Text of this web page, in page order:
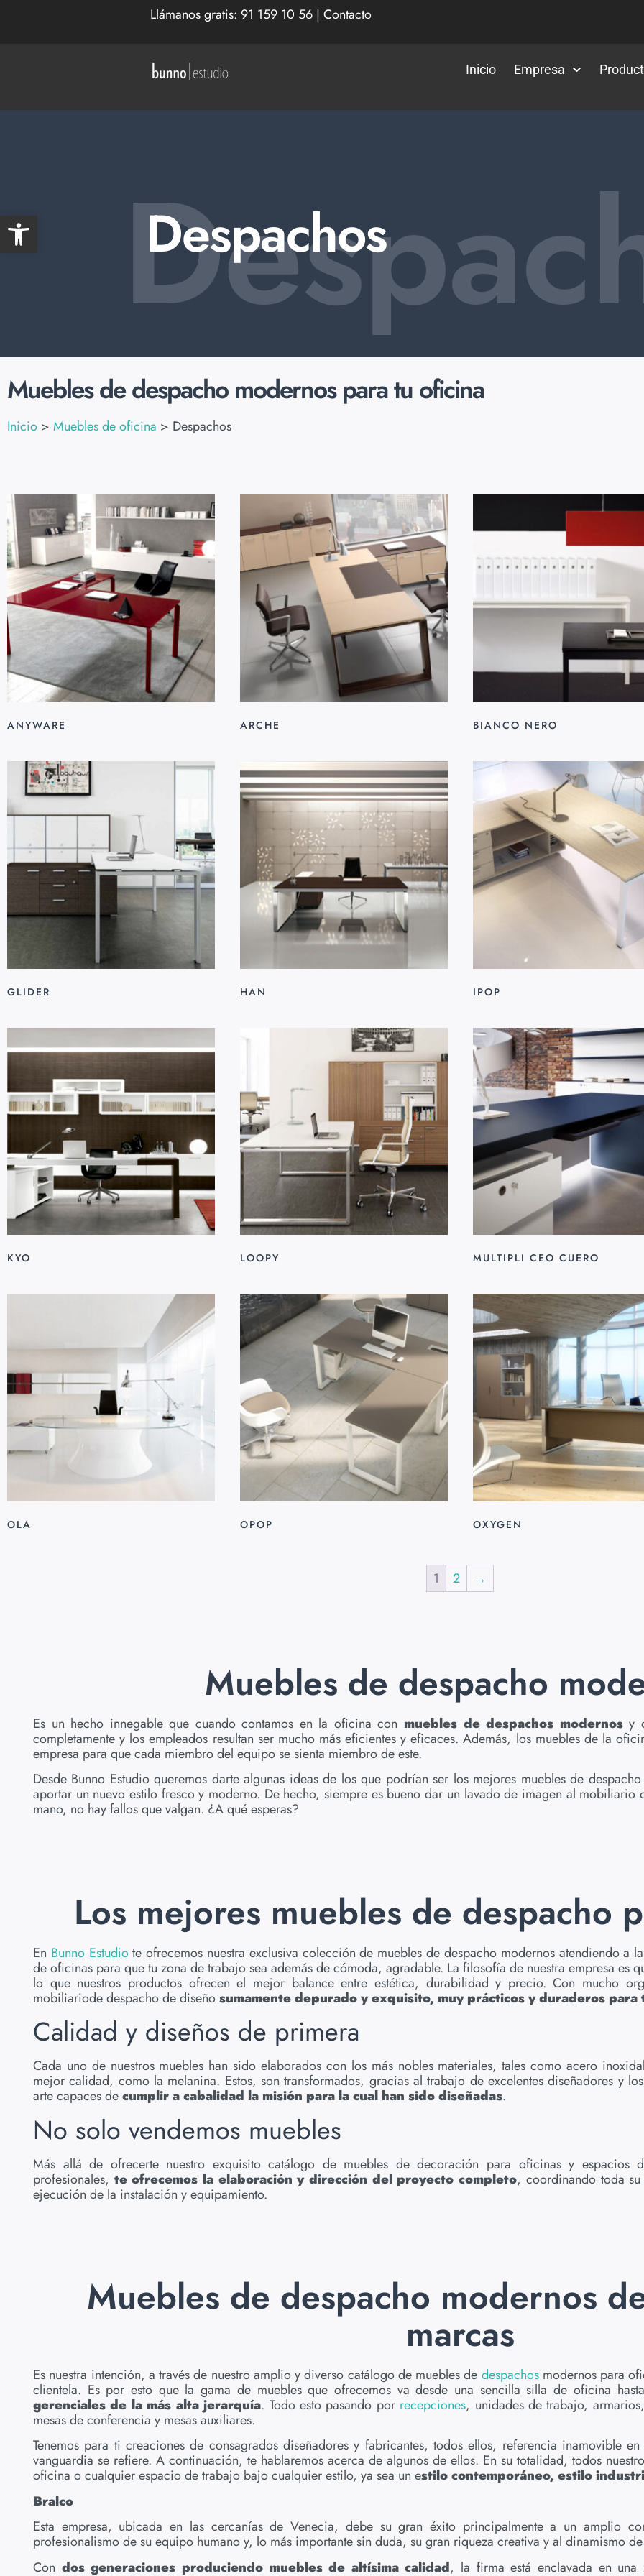
Abrir barra de herramientas
Llámanos gratis: 91 159 10 56| Contacto
Inicio Empresa
Despachos
Muebles de despacho modernos para tu oficina
Inicio > Muebles de oficina > Despachos
ANYWARE ARCHE BIANCO NERO
GLIDER HAN IPOP
KYO LOOPY MULTIPLI CEO CUERO
OLA OPOP OXYGEN
1 2 →
Muebles de despacho
Es un hecho innegable que cuando contamos en la oficina con muebles de despachos modernosy
completamente y los empleados resultan ser mucho más eficientes y eficaces. Además, los muebles de la
empresa para que cada miembro del equipo se sienta miembro de este.
Desde Bunno Estudio queremos darte algunas ideas de los que podrían ser los mejores muebles de
aportar un nuevo estilo fresco y moderno. De hecho, siempre es bueno dar un lavado de imagen al
mano, no hay fallos que valgan. ¿A qué esperas?
Los mejores muebles de despacho
En Bunno Estudiote ofrecemos nuestra exclusiva colección de muebles de despacho modernos atendiendo a
de oficinas para que tu zona de trabajo sea además de cómoda, agradable. La filosofía de nuestra empresa es
lo que nuestros productos ofrecen el mejor balance entre estética, durabilidad y precio. Con mucho
mobiliariode despacho de diseñosumamente depurado y exquisito, muy prácticos y duraderos
Calidad y diseños de primera
Cada uno de nuestros muebles han sido elaborados con los más nobles materiales, tales como acero
mejor calidad, como la melanina. Estos, son transformados, gracias al trabajo de excelentes diseñadores y
arte capaces decumplir a cabalidad la misión para la cual han sido diseñadas.
No solo vendemos muebles
Más allá de ofrecerte nuestro exquisito catálogo de muebles de decoración para oficinas y
profesionales, te ofrecemos la elaboración y dirección del proyecto completo, coordinando toda
ejecución de la instalación y equipamiento.
Muebles de despacho modernos
marcas
Es nuestra intención, a través de nuestro amplio y diverso catálogo de muebles de despachosmodernos para
clientela. Es por esto que la gama de muebles que ofrecemos va desde una sencilla silla de oficina
gerenciales de la más alta jerarquía. Todo esto pasando por recepciones, unidades de trabajo,
mesas de conferencia y mesas auxiliares.
Tenemos para ti creaciones de consagrados diseñadores y fabricantes, todos ellos, referencia inamovible
vanguardia se refiere. A continuación, te hablaremos acerca de algunos de ellos. En su totalidad, todos
oficina o cualquier espacio de trabajo bajo cualquier estilo, ya sea un estilo contemporáneo, estilo
Bralco
Esta empresa, ubicada en las cercanías de Venecia, debe su gran éxito principalmente a un amplio
profesionalismo de su equipo humano y, lo más importante sin duda, su gran riqueza creativa y al dinamismo
Con dos generaciones produciendo muebles de altísima calidad, la firma está enclavada en